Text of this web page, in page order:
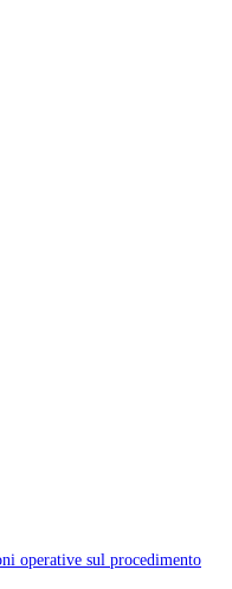
operative sul procedimento